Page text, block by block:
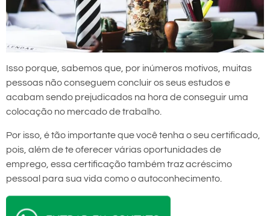
Isso porque, sabemos que, por inúmeros motivos, muitas
pessoas não conseguem concluir os seus estudos e
acabam sendo prejudicados na hora de conseguir uma
colocação no mercado de trabalho.
Por isso, é tão importante que você tenha o seu certificado,
pois, além de te oferecer várias oportunidades de
emprego, essa certificação também traz acréscimo
pessoal para sua vida como o autoconhecimento.